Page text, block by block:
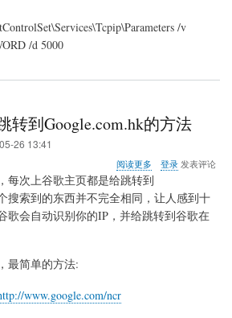
/v
/d 5000
转到Google.com.hk的方法
26 13:41
阅读更多
于
不
让
Google.com
登录发表评论
每次上谷歌主页都是给跳转到
搜索到的东西并不完全相同，让人感到十
歌会自动识别你的IP，并给跳转到谷歌在
最简单的方法:
www.google.com/ncr